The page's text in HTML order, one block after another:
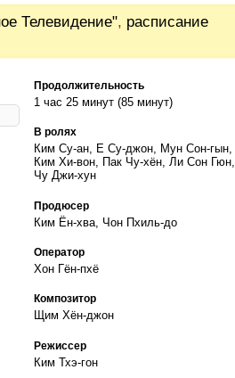
Телевидение", расписание
Продолжительность
1 час 25 минут (85 минут)
В ролях
Ким Су-ан, Е Су-джон, Мун Сон-гын,
Ким Хи-вон, Пак Чу-хён, Ли Сон Гюн,
Чу Джи-хун
Продюсер
Ким Ён-хва, Чон Пхиль-до
Оператор
Хон Гён-пхё
Композитор
Щим Хён-джон
Режиссер
Ким Тхэ-гон